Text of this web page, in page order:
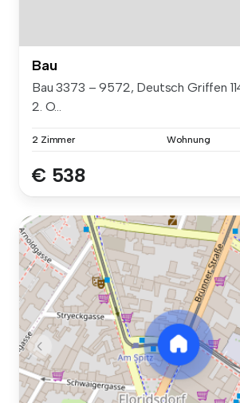
Bau
Bau 3373 – 9572, Deutsch Griffen
2. O...
2 Zimmer Wohnung
€ 538